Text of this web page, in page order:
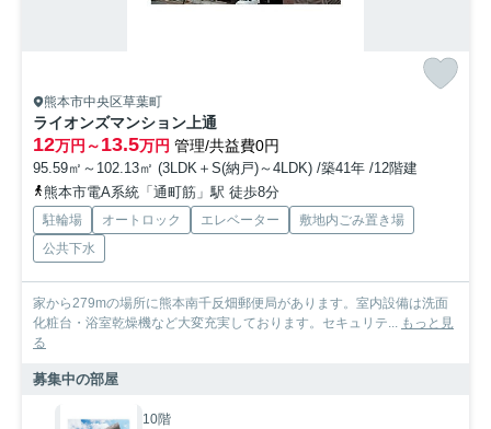
熊本市中央区草葉町
ライオンズマンション上通
12万円～13.5万円 管理/共益費0円
95.59㎡～102.13㎡ (3LDK＋S(納戸)～4LDK) /築41年 /12階建
熊本市電A系統「通町筋」駅 徒歩8分
駐輪場 オートロック エレベーター
敷地内ごみ置き場
公共下水
家から279mの場所に熊本南千反畑郵便局があります。室内設備は洗面
化粧台・浴室乾燥機など大変充実しております。セキュリテ... もっと見
る
募集中の部屋
10階